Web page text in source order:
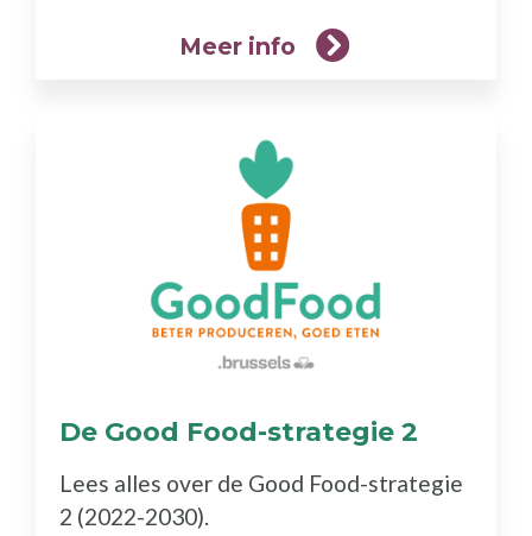
Meer info
De Good Food-strategie 2
Lees alles over de Good Food-strategie
2 (2022-2030).